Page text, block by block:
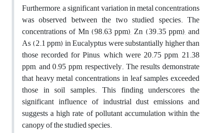
Furthermore, a significant variation in metal concentrations
was observed between the two studied species. The
concentrations of Mn (98.63 ppm), Zn (39.35 ppm), and
As (2.1 ppm) in Eucalyptus were substantially higher than
those recorded for Pinus, which were 20.75 ppm, 21.38
ppm, and 0.95 ppm, respectively. The results demonstrate
that heavy metal concentrations in leaf samples exceeded
those in soil samples. This finding underscores the
significant influence of industrial dust emissions and
suggests a high rate of pollutant accumulation within the
canopy of the studied species.